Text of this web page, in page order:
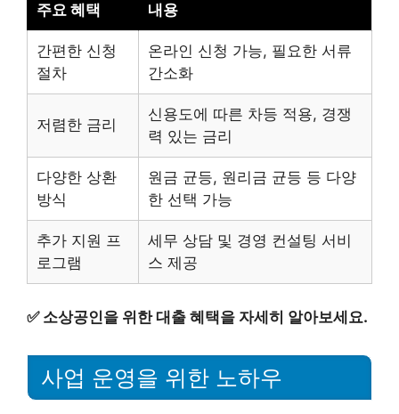
주요 혜택 내용
간편한 신청
절차
온라인 신청 가능, 필요한 서류
간소화
저렴한 금리
신용도에 따른 차등 적용, 경쟁
력 있는 금리
다양한 상환
방식
원금 균등, 원리금 균등 등 다양
한 선택 가능
추가 지원 프
로그램
세무 상담 및 경영 컨설팅 서비
스 제공
✅ 소상공인을 위한 대출 혜택을 자세히 알아보세요.
사업 운영을 위한 노하우